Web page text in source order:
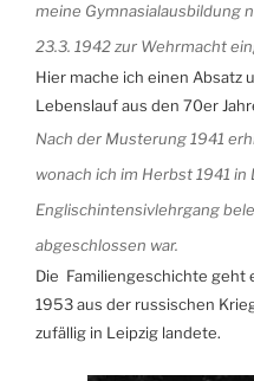
meine Gymnasialausbildung
23.3. 1942 zur Wehrmacht
Hier mache ich einen Absatz
Lebenslauf aus den 70er
Nach der Musterung 1941
wonach ich im Herbst 1941
Englischintensivlehrgang
abgeschlossen war.
Die Familiengeschichte geht
1953 aus der russischen
zufällig in Leipzig landete.